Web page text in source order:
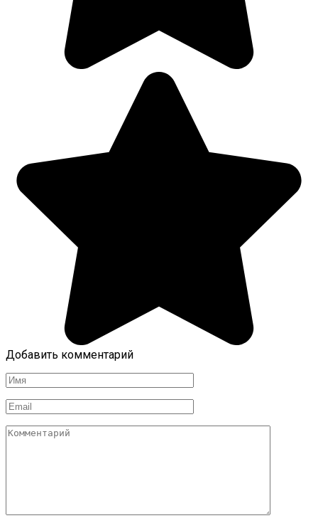
Добавить комментарий
Имя
*
Email
*
Комментарий